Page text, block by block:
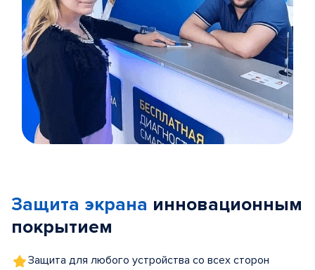
5
Защита экрана инновационным
покрытием
Защита для любого устройства со всех сторон